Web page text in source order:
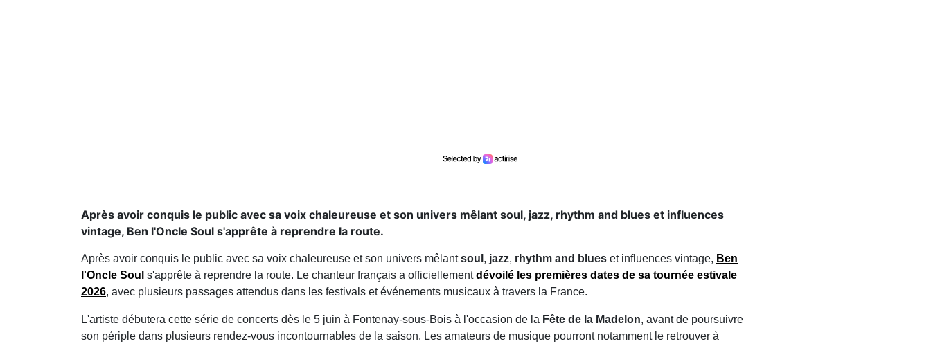
Après avoir conquis le public avec sa voix chaleureuse et son univers mêlant soul, jazz, rhythm and blues et influences
vintage, Ben l'Oncle Soul s'apprête à reprendre la route.
Après avoir conquis le public avec sa voix chaleureuse et son univers mêlantsoul , jazz, rhythm and blues et influences vintage, Ben
l'Oncle Soul s'apprête à reprendre la route. Le chanteur français a officiellementdévoilé les premières dates de sa tournée estivale
2026, avec plusieurs passages attendus dans les festivals et événements musicaux à travers la France.
L'artiste débutera cette série de concerts dès le 5 juin à Fontenay-sous-Bois à l'occasion de la Fête de la Madelon, avant de poursuivre
son périple dans plusieurs rendez-vous incontournables de la saison. Les amateurs de musique pourront notamment le retrouver à